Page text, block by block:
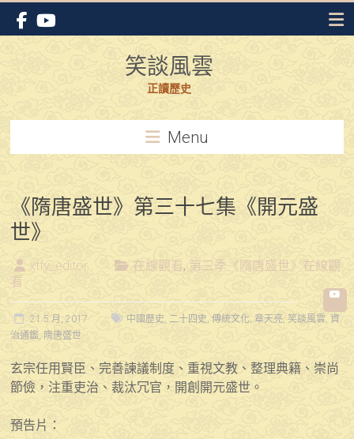
Skip
content
笑談風雲
正讀歷史
Menu
《隋唐盛世》第三十七集《開元盛
世》
xtfy_editor 在線觀看, 第三季《隋唐盛世》在線觀
看
21 5 月, 2017 中國歷史,二十四史,傳統文化,章天亮,笑談風雲,資
治通鑑, 隋唐盛世
玄宗任用賢臣、完善諫議制度、重視文教、整理典籍、崇尚
節儉，注重吏治、裁汰冗官，開創開元盛世。
預告片：